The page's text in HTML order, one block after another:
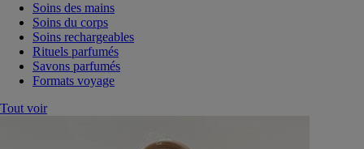
Soins des mains
Soins du corps
Soins rechargeables
Rituels parfumés
Savons parfumés
Formats voyage
Tout voir